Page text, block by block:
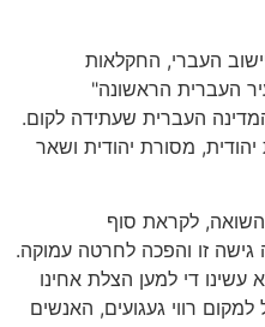
העברי, החקלאות
העברית הראשונה"
העברית שעתידה לקום.
מסורת יהודית ושאר
לקראת סוף
זו והפכה לחרטה עמוקה.
די למען הצלת אחינו
רווי געגועים, האנשים